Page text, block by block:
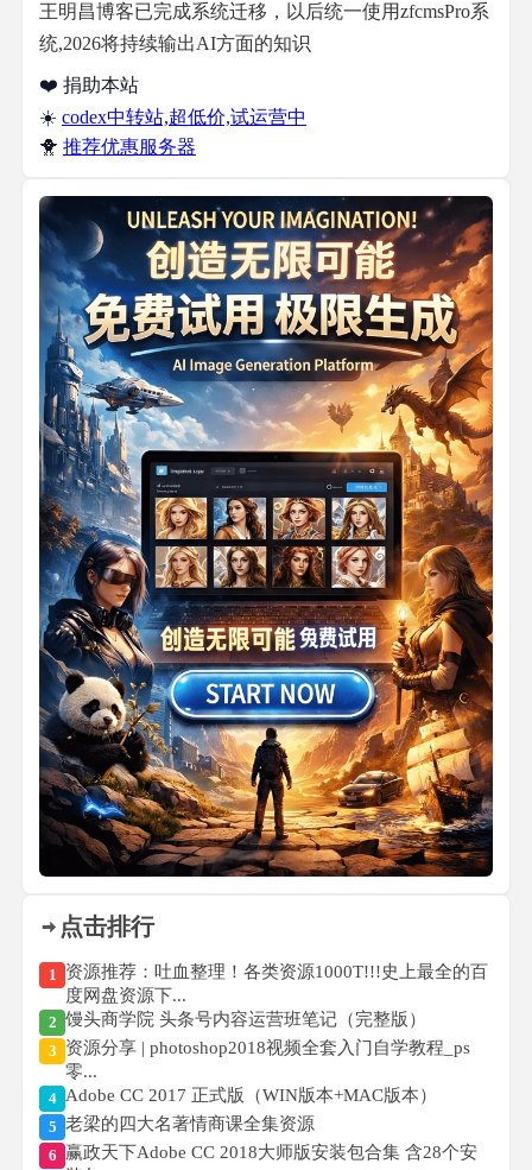
王明昌博客已完成系统迁移，以后统一使用zfcmsPro系
统,2026将持续输出AI方面的知识
❤️ 捐助本站
☀️ codex中转站,超低价,试运营中
🐥 推荐优惠服务器
点击排行
1 资源推荐：吐血整理！各类资源1000T!!!史上最全的百
度网盘资源下...
2 馒头商学院 头条号内容运营班笔记（完整版）
3 资源分享 | photoshop2018视频全套入门自学教程_ps
零...
4 Adobe CC 2017 正式版（WIN版本+MAC版本）
5 老梁的四大名著情商课全集资源
6 赢政天下Adobe CC 2018大师版安装包合集 含28个安